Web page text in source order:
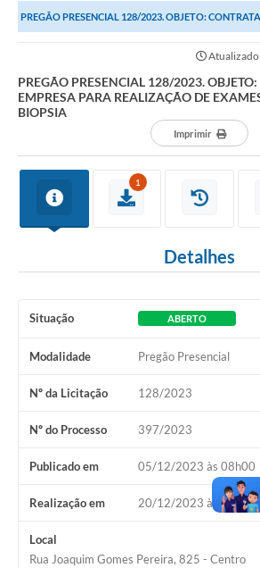
Telefones Úteis
IPTU, ALVARÁ, ISS E OUTROS SERVIÇOS
Notas Fiscais Eletrônicas
Covid-19
Serviços Online
A Prefeitura
A Nossa Cidade
Conselhos Municipais
Sala Mineira do Empreendedor
PAD
MROSC - Parcerias
Turismo
PREGÃO PRESENCIAL 128/2023. OBJETO:
PARA REALIZAÇÃO DE EXAMES ESPECIALIZADOS...
PREGÃO PRESENCIAL 128/2023.
EMPRESA PARA REALIZAÇÃO DE
BIOPSIA
Imprimir
1
Detalhes
Situação ABERTO
Modalidade Pregão Presencial
Nº da Licitação 128/2023
Nº do Processo 397/2023
Publicado em 05/12/2023 às 08h00
Realização em 20/12/2023 às 13h00
Local
Rua Joaquim Gomes Pereira, 825 - Centro